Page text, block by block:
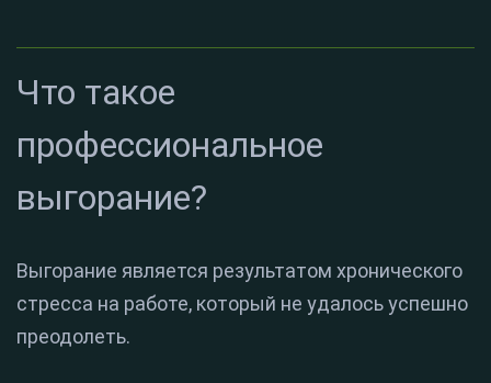
Что такое
профессиональное
выгорание?
Выгорание является результатом хронического
стресса на работе, который не удалось успешно
преодолеть.